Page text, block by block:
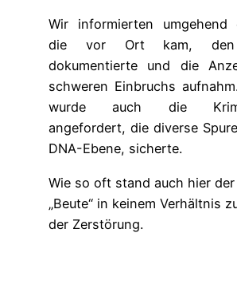
Wir informierten umgehend
die vor Ort kam, den
dokumentierte und die
schweren Einbruchs
wurde auch die
angefordert, die diverse
DNA-Ebene, sicherte.
Wie so oft stand auch hier
„Beute“ in keinem Verhältnis
der Zerstörung.